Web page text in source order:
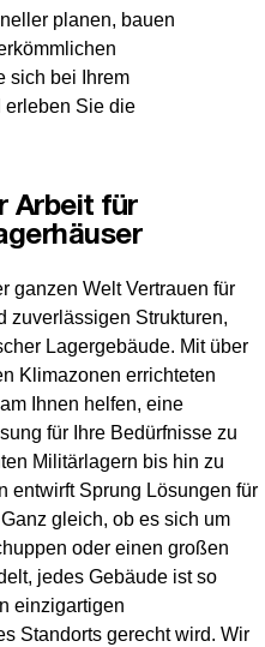
planen, bauen
sich bei Ihrem
erleben Sie die
Arbeit für
ganzen Welt Vertrauen für
zuverlässigen Strukturen,
Lagergebäude. Mit über
Klimazonen errichteten
Ihnen helfen, eine
für Ihre Bedürfnisse zu
Militärlagern bis hin zu
entwirft Sprung Lösungen für
gleich, ob es sich um
oder einen großen
jedes Gebäude ist so
einzigartigen
Standorts gerecht wird. Wir